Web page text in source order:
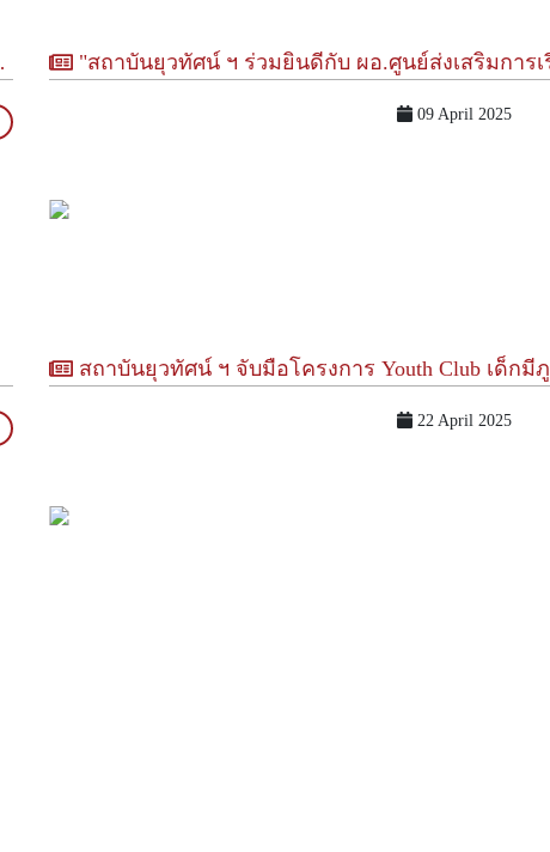
"สถาบันยุวทัศน์ ฯ ร่วมยินดีกับ ผอ.ศูนย์ส่งเสริมการ
09 April 2025
สถาบันยุวทัศน์ ฯ จับมือโครงการ Youth Club เด็กมีภูมิ และ สสส. อบรมนักศึ
22 April 2025